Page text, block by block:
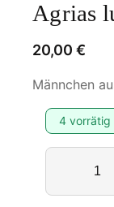
Agrias
20,00 €
Männchen
4 vorrätig
A
r